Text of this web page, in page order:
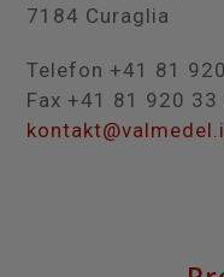
7184 Curaglia
Telefon +41 81
Fax +41 81 920 33